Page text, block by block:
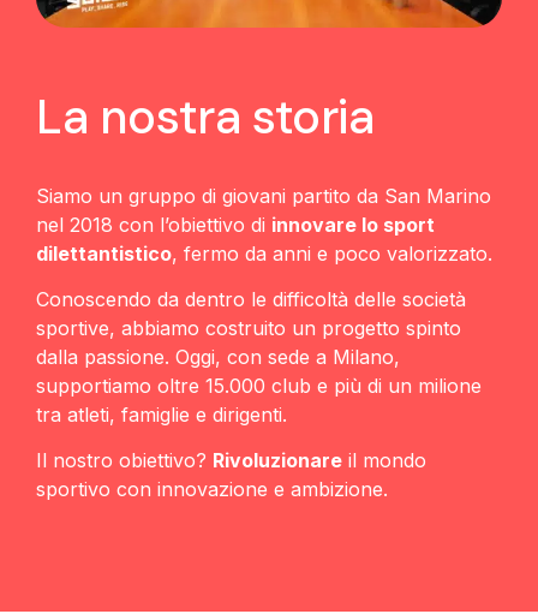
La nostra storia
Siamo un gruppo di giovani partito da San Marino
nel 2018 con l’obiettivo di innovare lo sport
dilettantistico, fermo da anni e poco valorizzato.
Conoscendo da dentro le difficoltà delle società
sportive, abbiamo costruito un progetto spinto
dalla passione. Oggi, con sede a Milano,
supportiamo oltre 15.000 club e più di un milione
tra atleti, famiglie e dirigenti.
Il nostro obiettivo? Rivoluzionare il mondo
sportivo con innovazione e ambizione.